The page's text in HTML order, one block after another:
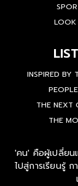
LOOK
INSPIRED BY
THE NEXT
THE
'คน' คือผู้เปลี่ยน
ไปสู่การเรียนรู้